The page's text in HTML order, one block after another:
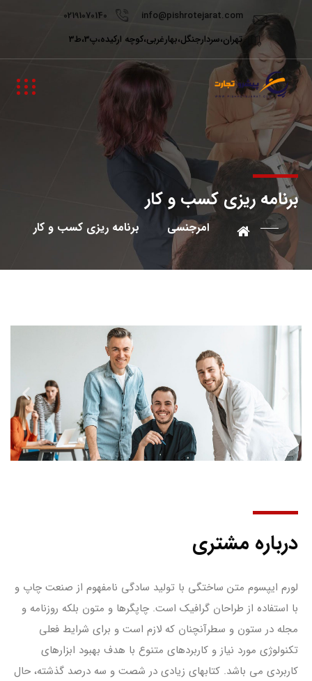
info@pishrotejarat.com
02191070140
تهران،سردارجنگل،بهارغربی،کوچه ارکیده،پ3،ط3
برنامه ریزی کسب و کار
امرجنسی برنامه ریزی کسب و کار
درباره مشتری
لورم ایپسوم متن ساختگی با تولید سادگی نامفهوم از صنعت چاپ و
با استفاده از طراحان گرافیک است. چاپگرها و متون بلکه روزنامه و
مجله در ستون و سطرآنچنان که لازم است و برای شرایط فعلی
تکنولوژی مورد نیاز و کاربردهای متنوع با هدف بهبود ابزارهای
کاربردی می باشد. کتابهای زیادی در شصت و سه درصد گذشته، حال